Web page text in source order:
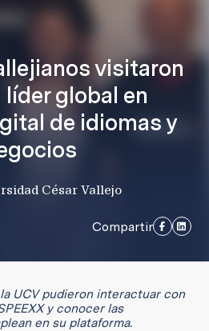
visitaron
global en
de idiomas y
César Vallejo
Compartir
UCV pudieron interactuar con
y conocer las
en su plataforma.